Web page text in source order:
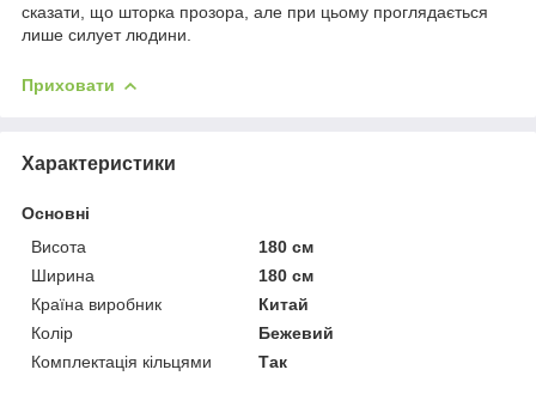
сказати, що шторка прозора, але при цьому проглядається
лише силует людини.
Приховати
Характеристики
Основні
Висота
180 см
Ширина
180 см
Країна виробник
Китай
Колір
Бежевий
Комплектація кільцями
Так